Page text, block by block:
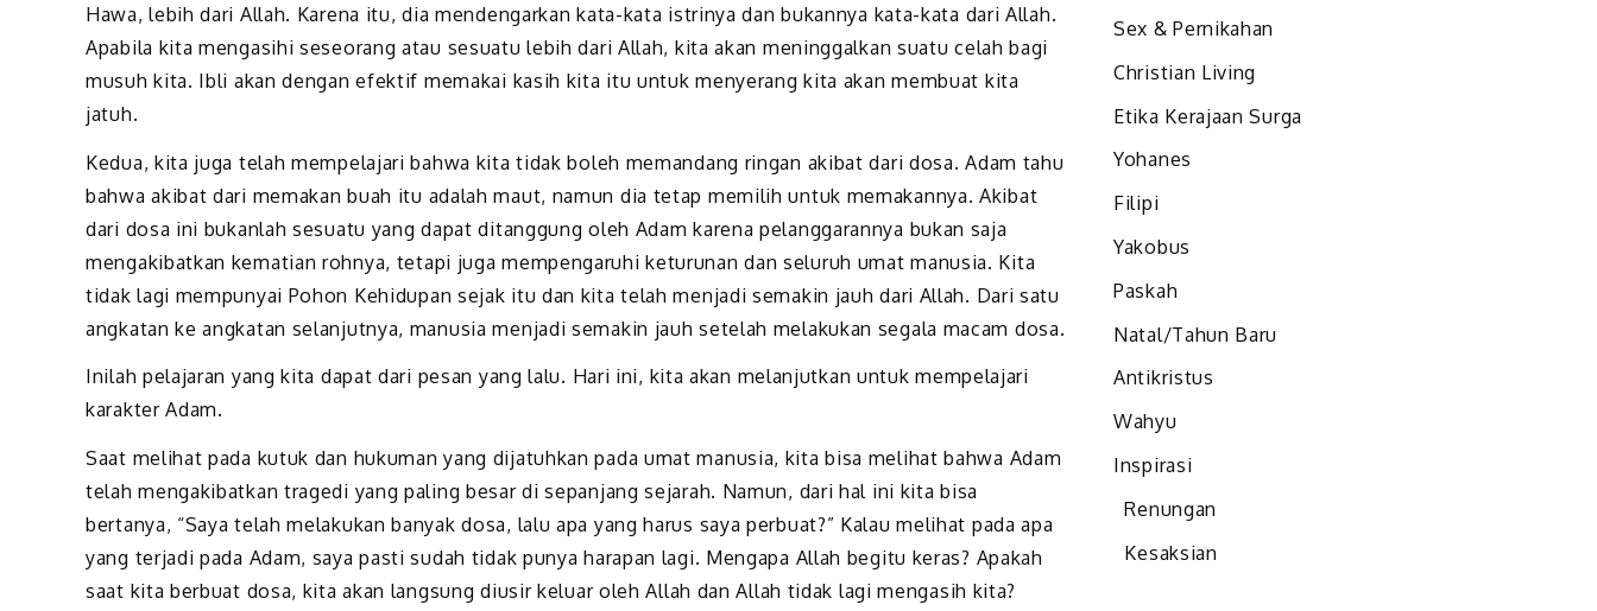
Hawa, lebih dari Allah. Karena itu, dia mendengarkan kata-kata istrinya dan bukannya kata-kata dari Allah.
Apabila kita mengasihi seseorang atau sesuatu lebih dari Allah, kita akan meninggalkan suatu celah bagi
musuh kita. Ibli akan dengan efektif memakai kasih kita itu untuk menyerang kita akan membuat kita
jatuh.
Kedua, kita juga telah mempelajari bahwa kita tidak boleh memandang ringan akibat dari dosa. Adam tahu
bahwa akibat dari memakan buah itu adalah maut, namun dia tetap memilih untuk memakannya. Akibat
dari dosa ini bukanlah sesuatu yang dapat ditanggung oleh Adam karena pelanggarannya bukan saja
mengakibatkan kematian rohnya, tetapi juga mempengaruhi keturunan dan seluruh umat manusia. Kita
tidak lagi mempunyai Pohon Kehidupan sejak itu dan kita telah menjadi semakin jauh dari Allah. Dari satu
angkatan ke angkatan selanjutnya, manusia menjadi semakin jauh setelah melakukan segala macam dosa.
Inilah pelajaran yang kita dapat dari pesan yang lalu. Hari ini, kita akan melanjutkan untuk mempelajari
karakter Adam.
Saat melihat pada kutuk dan hukuman yang dijatuhkan pada umat manusia, kita bisa melihat bahwa Adam
telah mengakibatkan tragedi yang paling besar di sepanjang sejarah. Namun, dari hal ini kita bisa
bertanya, “Saya telah melakukan banyak dosa, lalu apa yang harus saya perbuat?” Kalau melihat pada apa
yang terjadi pada Adam, saya pasti sudah tidak punya harapan lagi. Mengapa Allah begitu keras? Apakah
saat kita berbuat dosa, kita akan langsung diusir keluar oleh Allah dan Allah tidak lagi mengasih kita?
Sex & Pernikahan
Christian Living
Etika Kerajaan Surga
Yohanes
Filipi
Yakobus
Paskah
Natal/Tahun Baru
Antikristus
Wahyu
Inspirasi
Renungan
Kesaksian